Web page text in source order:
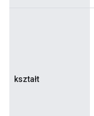
kształt